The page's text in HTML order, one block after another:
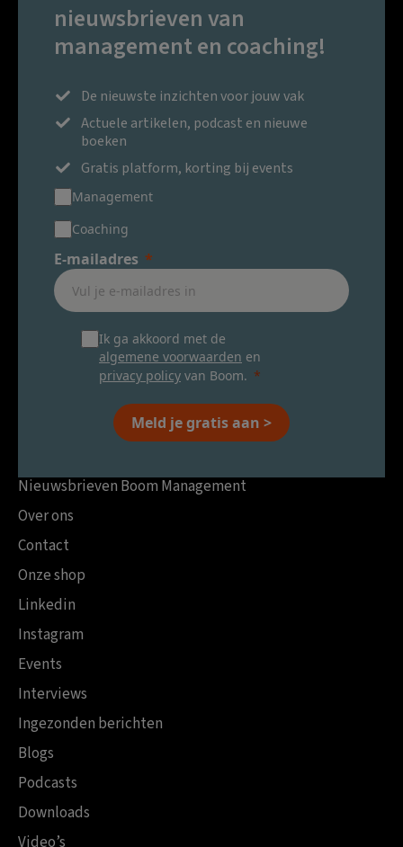
nieuwsbrieven van
management en coaching!
De nieuwste inzichten voor jouw vak
Actuele artikelen, podcast en nieuwe
boeken
Gratis platform, korting bij events
Management
Coaching
E-mailadres
Ik ga akkoord met de
algemene voorwaarden en
privacy policy van Boom.
Meld je gratis aan >
Nieuwsbrieven Boom Management
Over ons
Contact
Onze shop
Linkedin
Instagram
Events
Interviews
Ingezonden berichten
Blogs
Podcasts
Downloads